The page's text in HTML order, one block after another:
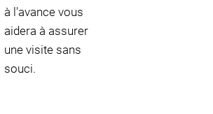
à l'avance vous
aidera à assurer
une visite sans
souci.